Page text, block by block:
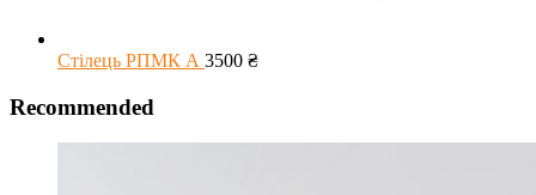
Стілець РПМК А 3500 ₴
Recommended